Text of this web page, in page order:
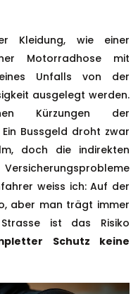
Kleidung, wie einer
Motorradhose mit
Unfalls von der
ausgelegt werden.
Kürzungen der
Bussgeld droht zwar
doch die indirekten
weiss ich: Auf der
aber man trägt immer
ist das Risiko
Schutz keine